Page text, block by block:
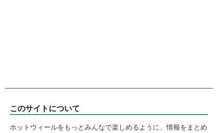
このサイトについて
ホットウィールをもっとみんなで楽しめるように、情報をまとめ